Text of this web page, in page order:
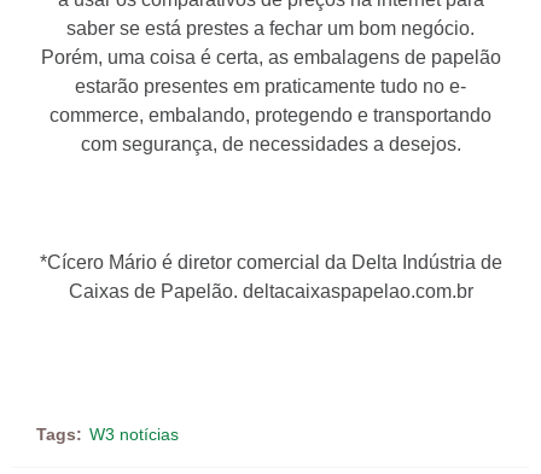
saber se está prestes a fechar um bom negócio.
Porém, uma coisa é certa, as embalagens de papelão
estarão presentes em praticamente tudo no e-
commerce, embalando, protegendo e transportando
com segurança, de necessidades a desejos.
*Cícero Mário é diretor comercial da Delta Indústria de
Caixas de Papelão. deltacaixaspapelao.com.br
Tags: W3 notícias